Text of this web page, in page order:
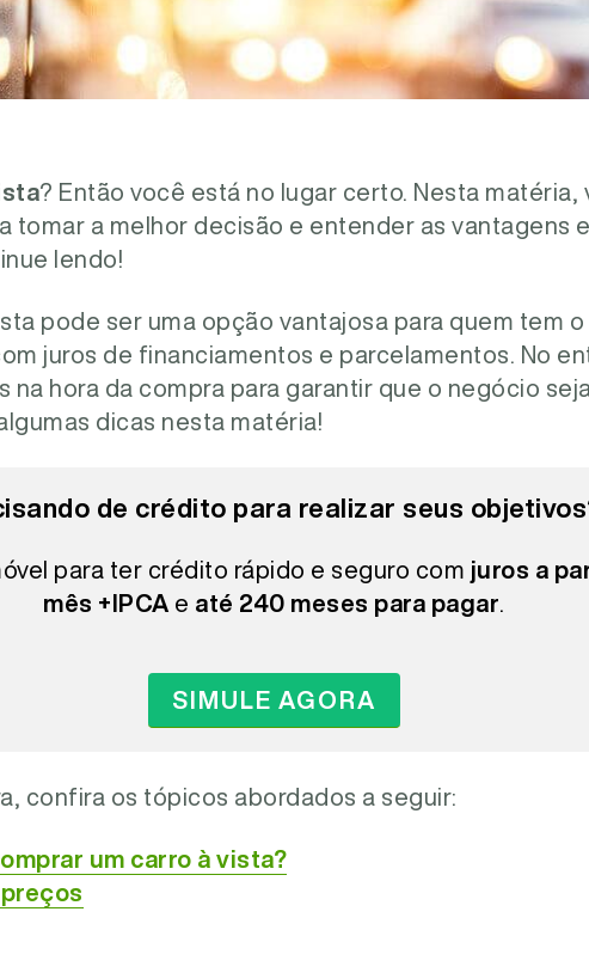
? Então você está no lugar certo. Nesta matéria,
tomar a melhor decisão e entender as vantagens
lendo!
pode ser uma opção vantajosa para quem tem o
juros de financiamentos e parcelamentos. No
na hora da compra para garantir que o negócio
dicas nesta matéria!
de crédito para realizar seus
para ter crédito rápido e seguro com juros a
mês +IPCA e até 240 meses para pagar
SIMULE AGORA
confira os tópicos abordados a seguir:
um carro à vista?